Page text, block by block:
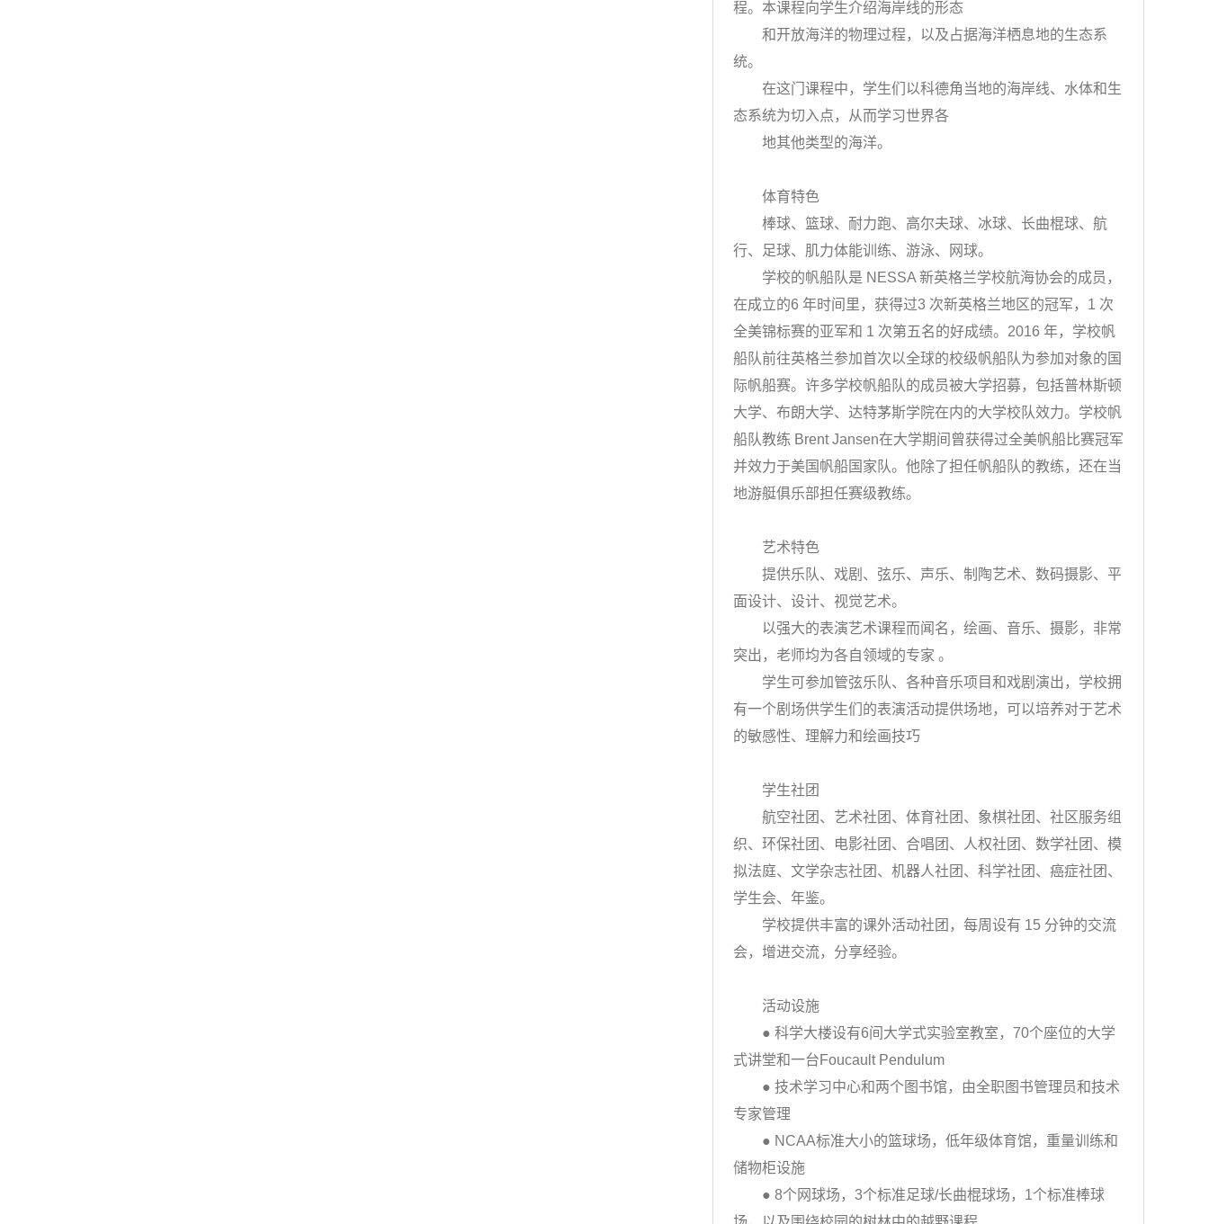
程。本课程向学生介绍海岸线的形态
和开放海洋的物理过程，以及占据海洋栖息地的生态系
统。
在这门课程中，学生们以科德角当地的海岸线、水体和生
态系统为切入点，从而学习世界各
地其他类型的海洋。
体育特色
棒球、篮球、耐力跑、高尔夫球、冰球、长曲棍球、航
行、足球、肌力体能训练、游泳、网球。
学校的帆船队是 NESSA 新英格兰学校航海协会的成员，
在成立的6 年时间里，获得过3 次新英格兰地区的冠军，1 次
全美锦标赛的亚军和 1 次第五名的好成绩。2016 年，学校帆
船队前往英格兰参加首次以全球的校级帆船队为参加对象的国
际帆船赛。许多学校帆船队的成员被大学招募，包括普林斯顿
大学、布朗大学、达特茅斯学院在内的大学校队效力。学校帆
船队教练 Brent Jansen在大学期间曾获得过全美帆船比赛冠军
并效力于美国帆船国家队。他除了担任帆船队的教练，还在当
地游艇俱乐部担任赛级教练。
艺术特色
提供乐队、戏剧、弦乐、声乐、制陶艺术、数码摄影、平
面设计、设计、视觉艺术。
以强大的表演艺术课程而闻名，绘画、音乐、摄影，非常
突出，老师均为各自领域的专家 。
学生可参加管弦乐队、各种音乐项目和戏剧演出，学校拥
有一个剧场供学生们的表演活动提供场地，可以培养对于艺术
的敏感性、理解力和绘画技巧
学生社团
航空社团、艺术社团、体育社团、象棋社团、社区服务组
织、环保社团、电影社团、合唱团、人权社团、数学社团、模
拟法庭、文学杂志社团、机器人社团、科学社团、癌症社团、
学生会、年鉴。
学校提供丰富的课外活动社团，每周设有 15 分钟的交流
会，增进交流，分享经验。
活动设施
● 科学大楼设有6间大学式实验室教室，70个座位的大学
式讲堂和一台Foucault Pendulum
● 技术学习中心和两个图书馆，由全职图书管理员和技术
专家管理
● NCAA标准大小的篮球场，低年级体育馆，重量训练和
储物柜设施
● 8个网球场，3个标准足球/长曲棍球场，1个标准棒球